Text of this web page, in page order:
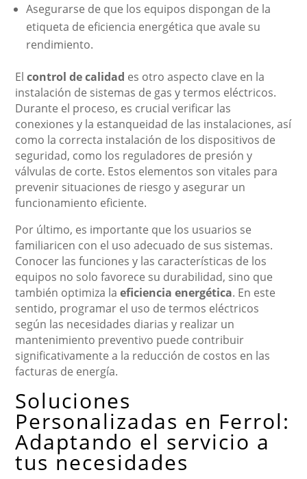
Asegurarse de que los equipos dispongan de la
etiqueta de eficiencia energética que avale su
rendimiento.
Elcontrol de calidad es otro aspecto clave en la
instalación de sistemas de gas y termos eléctricos.
Durante el proceso, es crucial verificar las
conexiones y la estanqueidad de las instalaciones, así
como la correcta instalación de los dispositivos de
seguridad, como los reguladores de presión y
válvulas de corte. Estos elementos son vitales para
prevenir situaciones de riesgo y asegurar un
funcionamiento eficiente.
Por último, es importante que los usuarios se
familiaricen con el uso adecuado de sus sistemas.
Conocer las funciones y las características de los
equipos no solo favorece su durabilidad, sino que
también optimiza laeficiencia energética. En este
sentido, programar el uso de termos eléctricos
según las necesidades diarias y realizar un
mantenimiento preventivo puede contribuir
significativamente a la reducción de costos en las
facturas de energía.
Soluciones
Personalizadas en Ferrol:
Adaptando el servicio a
tus necesidades